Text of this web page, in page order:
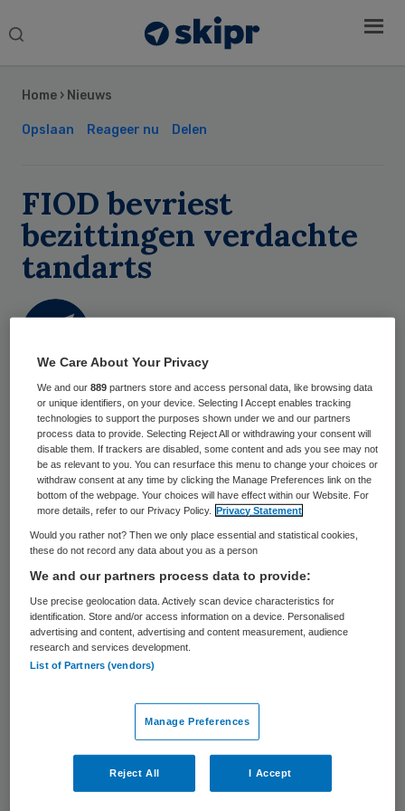
Search
Home › Nieuws
Opslaan Reageer nu Delen
FIOD bevriest
bezittingen verdachte
tandarts
23 april 2012,14:42
53 keer gelezen
De Fiscale Inlichtingen- en
Opsporingsdienst (FIOD) heeft maandag
beslag gelegd op bezittingen van een
tandarts uit Amsterdam, omdat hij wordt
verdacht van fraude. Het gaat om twee
woningen en de bankrekeningen van de 29-
jarige man. Dat maakte de FIOD bekend.
De tandarts wordt ervan verdacht dat hij
bij zorgverzekeraars voor vermoedelijk
400.000 euro aan behandelingen
declareerde, die hij nooit heeft uitgevoerd.
De FIOD heeft beslag gelegd op de spullen,
Sidebar
We Care About Your Privacy
We and our889 partners store and access personal data, like browsing data
or unique identifiers, on your device. Selecting I Accept enables tracking
technologies to support the purposes shown under we and our partners
process data to provide. Selecting Reject All or withdrawing your consent will
disable them. If trackers are disabled, some content and ads you see may not
be as relevant to you. You can resurface this menu to change your choices or
withdraw consent at any time by clicking the Manage Preferences link on the
bottom of the webpage. Your choices will have effect within our Website. For
more details, refer to our Privacy Policy.
Privacy Statement
Would you rather not? Then we only place essential and statistical cookies,
these do not record any data about you as a person
We and our partners process data to provide:
Use precise geolocation data. Actively scan device characteristics for
identification. Store and/or access information on a device. Personalised
advertising and content, advertising and content measurement, audience
research and services development.
List of Partners (vendors)
Manage Preferences
Reject All I Accept